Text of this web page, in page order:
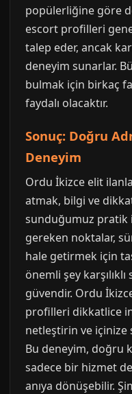
popülerliğine göre
escort profilleri
talep eder, ancak
deneyim sunarlar.
bulmak için birkaç
faydalı olacaktır.
Sonuç: Doğru
Deneyim
Ordu İkizce elit
atmak, bilgi ve
sunduğumuz pratik
gereken noktalar,
hale getirmek için
önemli şey karşılıklı
güvendir. Ordu
profilleri dikkatlice
netleştirin ve
Bu deneyim, doğru
sadece bir hizmet
anıya dönüşebilir.